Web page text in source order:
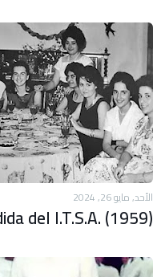
الأحد, مايو 26, 2024
del I.T.S.A. (1959)